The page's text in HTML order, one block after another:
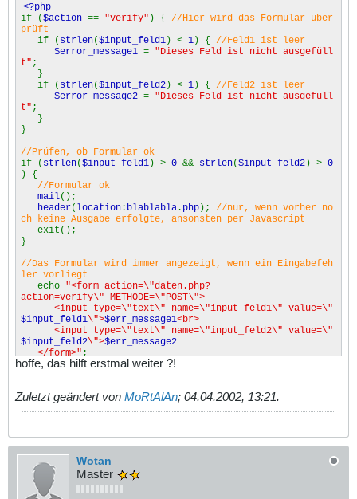
<?php
if ($action == "verify" ) { //Hier wird das Formular über
prüft
if ( strlen($input_feld1) < 1) { //Feld1 ist leer
$error_message1 = "Dieses Feld ist nicht ausgefüll
t" ;
}
if ( strlen($input_feld2) < 1) { //Feld2 ist leer
$error_message2 = "Dieses Feld ist nicht ausgefüll
t" ;
}
}
//Prüfen, ob Formular ok
if ( strlen($input_feld1) > 0 && strlen($input_feld2) > 0
) {
//Formular ok
mail();
header( location : blablabla . php); //nur, wenn vorher no
ch keine Ausgabe erfolgte, ansonsten per Javascript
exit();
}
//Das Formular wird immer angezeigt, wenn ein Eingabefeh
ler vorliegt
echo "<form action=\"daten.php?
action=verify\" METHODE=\"POST\">
<input type=\"text\" name=\"input_feld1\" value=\"
$input_feld1\">$err_message1<br>
<input type=\"text\" name=\"input_feld2\" value=\"
$input_feld2\">$err_message2
</form>" ;
hoffe, das hilft erstmal weiter ?!
Zuletzt geändert von MoRtAlAn; 04.04.2002, 13:21.
Wotan
Master